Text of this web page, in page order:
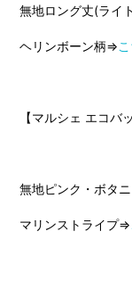
無地ロング丈(ライ
ヘリンボーン柄⇒
【マルシェ エコバ
無地ピンク・ボタ
マリンストライプ⇒